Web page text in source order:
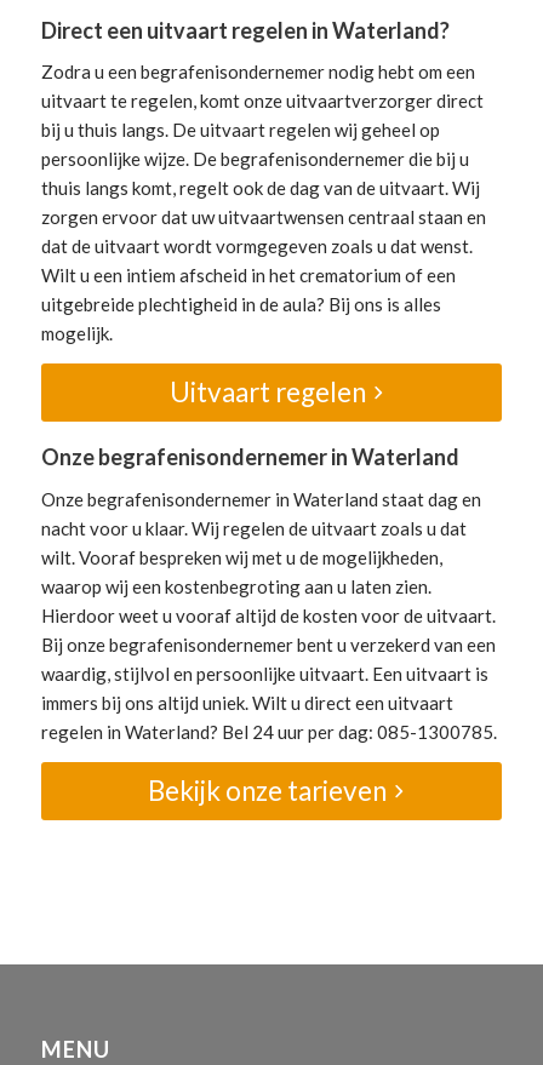
Direct een uitvaart regelen in Waterland?
Zodra u een begrafenisondernemer nodig hebt om een
uitvaart te regelen, komt onze uitvaartverzorger direct
bij u thuis langs. De uitvaart regelen wij geheel op
persoonlijke wijze. De begrafenisondernemer die bij u
thuis langs komt, regelt ook de dag van de uitvaart. Wij
zorgen ervoor dat uw uitvaartwensen centraal staan en
dat de uitvaart wordt vormgegeven zoals u dat wenst.
Wilt u een intiem afscheid in het crematorium of een
uitgebreide plechtigheid in de aula? Bij ons is alles
mogelijk.
Uitvaart regelen
Onze begrafenisondernemer in Waterland
Onze begrafenisondernemer in Waterland staat dag en
nacht voor u klaar. Wij regelen de uitvaart zoals u dat
wilt. Vooraf bespreken wij met u de mogelijkheden,
waarop wij een kostenbegroting aan u laten zien.
Hierdoor weet u vooraf altijd de kosten voor de uitvaart.
Bij onze begrafenisondernemer bent u verzekerd van een
waardig, stijlvol en persoonlijke uitvaart. Een uitvaart is
immers bij ons altijd uniek. Wilt u direct een uitvaart
regelen in Waterland? Bel 24 uur per dag: 085-1300785.
Bekijk onze tarieven
MENU